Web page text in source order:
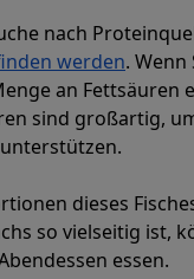
nach
werden.
an
sind großartig,
dieses
so vielseitig ist,
essen.